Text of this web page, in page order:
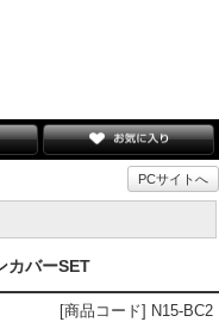
PCサイトへ
カバーSET
[商品コード] N15-BC2